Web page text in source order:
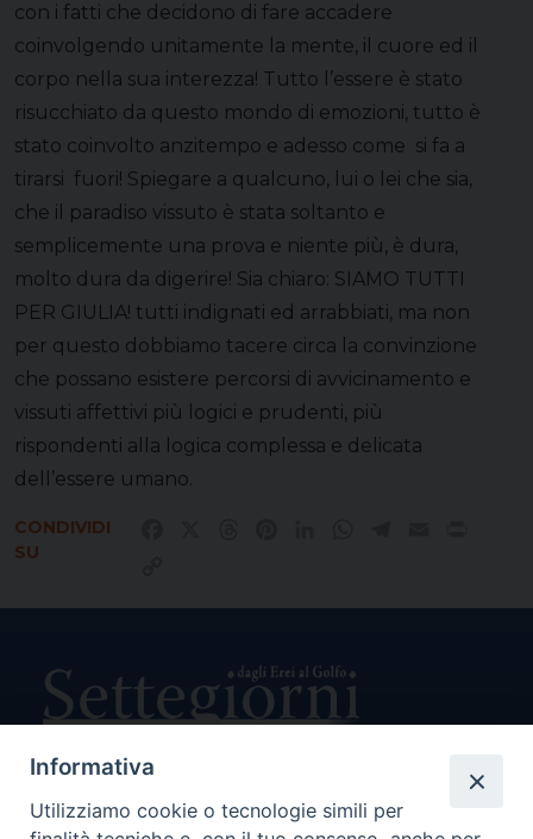
con i fatti che decidono di fare accadere
coinvolgendo unitamente la mente, il cuore ed il
corpo nella sua interezza! Tutto l’essere è stato
risucchiato da questo mondo di emozioni, tutto è
stato coinvolto anzitempo e adesso come si fa a
tirarsi fuori! Spiegare a qualcuno, lui o lei che sia,
che il paradiso vissuto è stata soltanto e
semplicemente una prova e niente più, è dura,
molto dura da digerire! Sia chiaro: SIAMO TUTTI
PER GIULIA! tutti indignati ed arrabbiati, ma non
per questo dobbiamo tacere circa la convinzione
che possano esistere percorsi di avvicinamento e
vissuti affettivi più logici e prudenti, più
rispondenti alla logica complessa e delicata
dell’essere umano.
CONDIVIDI
SU
Direttore Responsabile Giuseppe Rabita
Informativa
Utilizziamo cookie o tecnologie simili per